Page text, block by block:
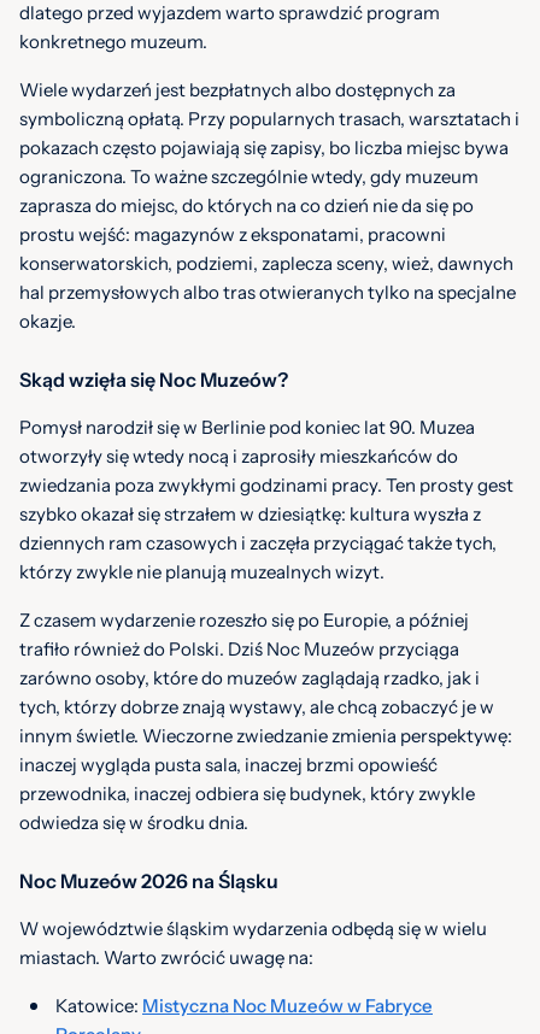
dlatego przed wyjazdem warto sprawdzić program
konkretnego muzeum.
Wiele wydarzeń jest bezpłatnych albo dostępnych za
symboliczną opłatą. Przy popularnych trasach, warsztatach i
pokazach często pojawiają się zapisy, bo liczba miejsc bywa
ograniczona. To ważne szczególnie wtedy, gdy muzeum
zaprasza do miejsc, do których na co dzień nie da się po
prostu wejść: magazynów z eksponatami, pracowni
konserwatorskich, podziemi, zaplecza sceny, wież, dawnych
hal przemysłowych albo tras otwieranych tylko na specjalne
okazje.
Skąd wzięła się Noc Muzeów?
Pomysł narodził się w Berlinie pod koniec lat 90. Muzea
otworzyły się wtedy nocą i zaprosiły mieszkańców do
zwiedzania poza zwykłymi godzinami pracy. Ten prosty gest
szybko okazał się strzałem w dziesiątkę: kultura wyszła z
dziennych ram czasowych i zaczęła przyciągać także tych,
którzy zwykle nie planują muzealnych wizyt.
Z czasem wydarzenie rozeszło się po Europie, a później
trafiło również do Polski. Dziś Noc Muzeów przyciąga
zarówno osoby, które do muzeów zaglądają rzadko, jak i
tych, którzy dobrze znają wystawy, ale chcą zobaczyć je w
innym świetle. Wieczorne zwiedzanie zmienia perspektywę:
inaczej wygląda pusta sala, inaczej brzmi opowieść
przewodnika, inaczej odbiera się budynek, który zwykle
odwiedza się w środku dnia.
Noc Muzeów 2026 na Śląsku
W województwie śląskim wydarzenia odbędą się w wielu
miastach. Warto zwrócić uwagę na:
Katowice: Mistyczna Noc Muzeów w Fabryce